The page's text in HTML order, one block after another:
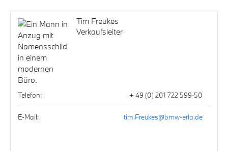
Tim Freukes
Verkaufsleiter
Telefon: + 49 (0) 201 722 599-50
E-Mail: tim.Freukes@bmw-erla.de